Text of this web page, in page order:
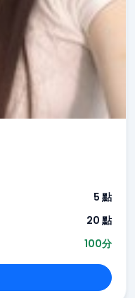
5 點
20 點
100分